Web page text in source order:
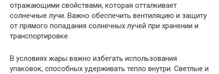
отражающими свойствами, которая отталкивает
солнечные лучи. Важно обеспечить вентиляцию и защиту
от прямого попадания солнечных лучей при хранении и
транспортировке.
В условиях жары важно избегать использования
упаковок, способных удерживать тепло внутри. Светлые и